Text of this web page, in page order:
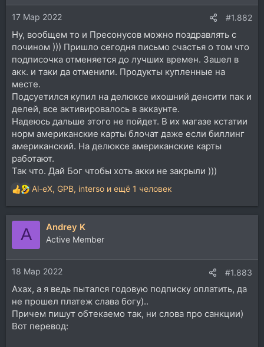
и
:17 Мар 2022 #1.882
Ну, вообщем то и Пресонусов можно поздравлять с
почином ))) Пришло сегодня письмо счастья о том что
подписочка отменяется до лучших времен. Зашел в
акк. и таки да отменили. Продукты купленные на
месте.
Подсуетился купил на делюксе ихошний денсити пак и
делей, все активировалось в аккаунте.
Надеюсь дальше этого не пойдет. В их магазе кстатии
норм американские карты блочат даже если биллинг
американский. На делюксе американские карты
работают.
Так что. Дай Бог чтобы хоть акки не закрыли )))
Р
е
а
и
и
:
Al-eX, GPB, interso и ещё 1 человек
A Andrey K
Active Member
18 Мар 2022 #1.883
Ахах, а я ведь пытался годовую подписку оплатить, да
не прошел платеж слава богу)..
Причем пишут обтекаемо так, ни слова про санкции)
Вот перевод: